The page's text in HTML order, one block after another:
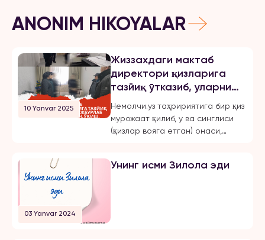
ANONIM HIKOYALAR
10 Yanvar 2025
Жиззахдаги мактаб
директори қизларига
тазйиқ ўтказиб, уларни
мажбурлаб турмушга
чиқарган, ўқиш,
ишлашдан маҳрум қилган
Немолчи.уз таҳририятига бир қиз
мурожаат қилиб, у ва синглиси
(қизлар вояга етган) онаси,
Хасанова томонидан бир неча
03 Yanvar 2024
Унинг исми Зилола эди